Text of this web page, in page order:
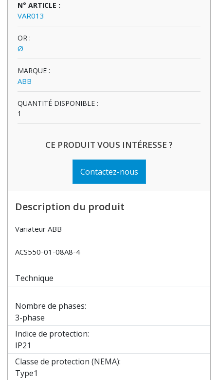
N° ARTICLE :
VAR013
OR :
Ø
MARQUE :
ABB
QUANTITÉ DISPONIBLE :
1
CE PRODUIT VOUS INTÉRESSE ?
Contactez-nous
Description du produit
Variateur ABB
ACS550-01-08A8-4
Technique
Nombre de phases:
3-phase
Indice de protection:
IP21
Classe de protection (NEMA):
Type1